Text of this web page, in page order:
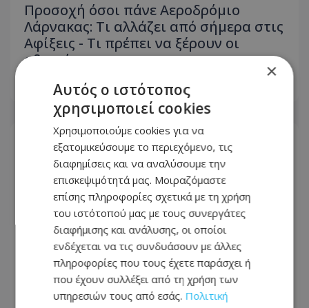
Προσοχή όσοι πάνε Αεροδρόμιο
Λάρνακας: Τι αλλάζει από σήμερα στις
Αφίξεις - Τι πρέπει να ξέρουν οι
οδηγοί
07.08.2026 - 11:05
×
Αυτός ο ιστότοπος
χρησιμοποιεί cookies
Χρησιμοποιούμε cookies για να
εξατομικεύσουμε το περιεχόμενο, τις
διαφημίσεις και να αναλύσουμε την
επισκεψιμότητά μας. Μοιραζόμαστε
επίσης πληροφορίες σχετικά με τη χρήση
του ιστότοπού μας με τους συνεργάτες
διαφήμισης και ανάλυσης, οι οποίοι
ενδέχεται να τις συνδυάσουν με άλλες
πληροφορίες που τους έχετε παράσχει ή
που έχουν συλλέξει από τη χρήση των
υπηρεσιών τους από εσάς. Πολιτική